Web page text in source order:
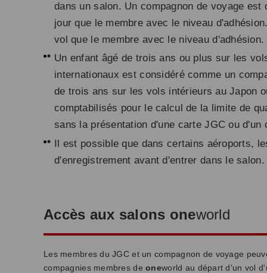
dans un salon. Un compagnon de voyage
jour que le membre avec le niveau
vol que le membre avec le niveau d'adhésion.
Un enfant âgé de trois ans ou plus sur les
internationaux est considéré comme un
de trois ans sur les vols intérieurs au Japon
comptabilisés pour le calcul de la limite de
sans la présentation d'une carte JGC ou d'un
Il est possible que dans certains aéroports,
d'enregistrement avant d'entrer dans le salon.
Accès aux salons oneworld
Les membres du JGC et un compagnon de voyage
compagnies membres deoneworld au départ d'un vol